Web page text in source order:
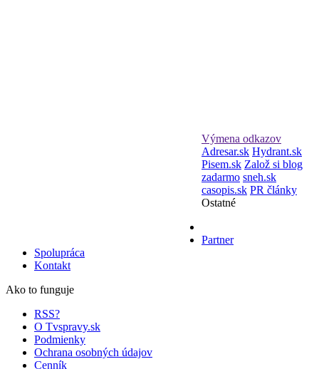
Výmena odkazov
Adresar.sk Hydrant.sk
Pisem.sk Založ si blog
zadarmo sneh.sk
casopis.sk PR články
Ostatné
Partner
Spolupráca
Kontakt
Ako to funguje
RSS?
O Tvspravy.sk
Podmienky
Ochrana osobných údajov
Cenník